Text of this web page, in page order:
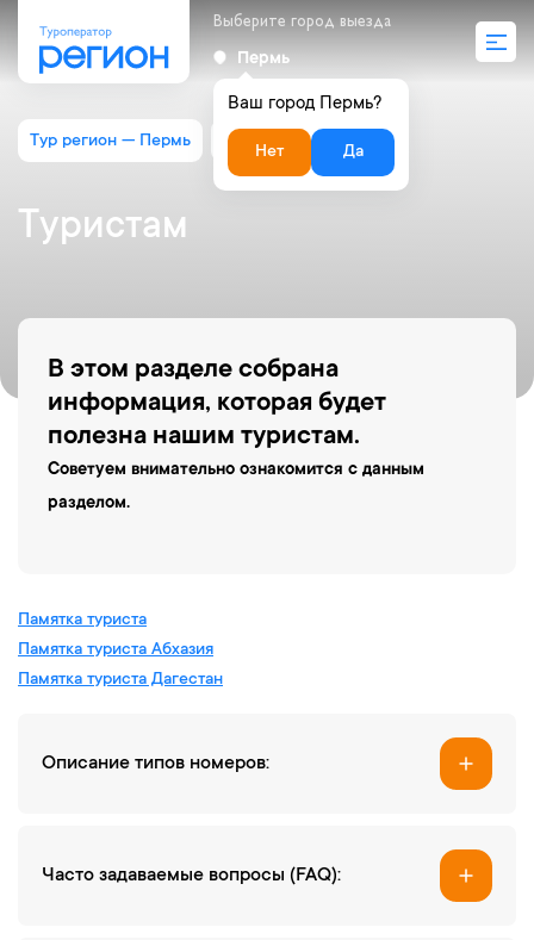
Выберите город выезда
Пермь
Ваш город Пермь?
Нет Да
Тур регион — Пермь Туристам
Туристам
В этом разделе собрана
информация, которая будет
полезна нашим туристам.
Советуем внимательно ознакомится с данным
разделом.
Памятка туриста
Памятка туриста Абхазия
Памятка туриста Дагестан
Описание типов номеров:
Часто задаваемые вопросы (FAQ):